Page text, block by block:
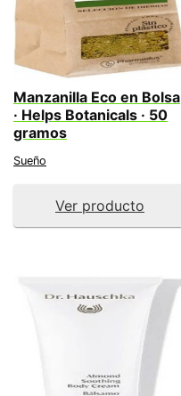
Manzanilla Eco en Bolsa
· Helps Botanicals · 50
gramos
Sueño
Ver producto